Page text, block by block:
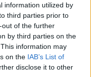
information utilized by
third parties prior to
of the further
by third parties on the
information may
on the IAB’s List of
disclose it to other